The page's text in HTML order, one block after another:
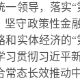
一领导，落实
坚守政策性金
和实体经济的
习贯彻习近平
常态长效推动